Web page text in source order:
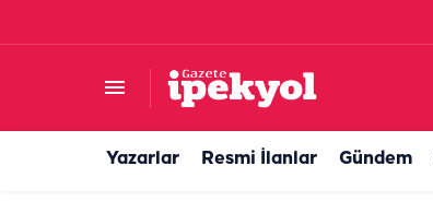
Yazarlar Resmi İlanlar Gündem